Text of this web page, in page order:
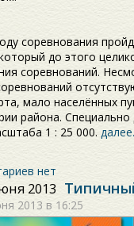
соревнования
до этого
соревнований.
мало населённых
района.
1 : 25 000.
нет
2013
2013 в 16:25